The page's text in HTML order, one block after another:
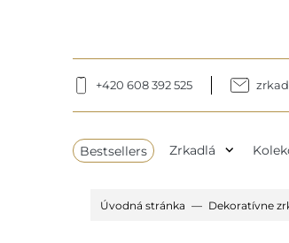
+420 608 392 525
Bestsellers Zrkadlá expand_more
Úvodná stránka Dekoratívne